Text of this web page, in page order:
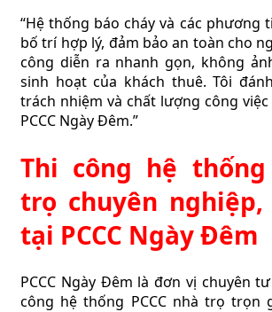
“Hệ thống báo cháy và các phương
bố trí hợp lý, đảm bảo an toàn cho
công diễn ra nhanh gọn, không
sinh hoạt của khách thuê. Tôi
trách nhiệm và chất lượng công
PCCC Ngày Đêm.”
Thi công hệ thống
trọ chuyên
tại PCCC Ngày Đêm
PCCC Ngày Đêm là đơn vị chuyên
công hệ thống PCCC nhà trọ trọn